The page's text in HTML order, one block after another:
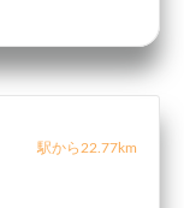
駅から22.77km